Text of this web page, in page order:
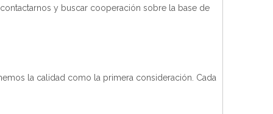
y buscar cooperación sobre la base de
la calidad como la primera consideración. Cada